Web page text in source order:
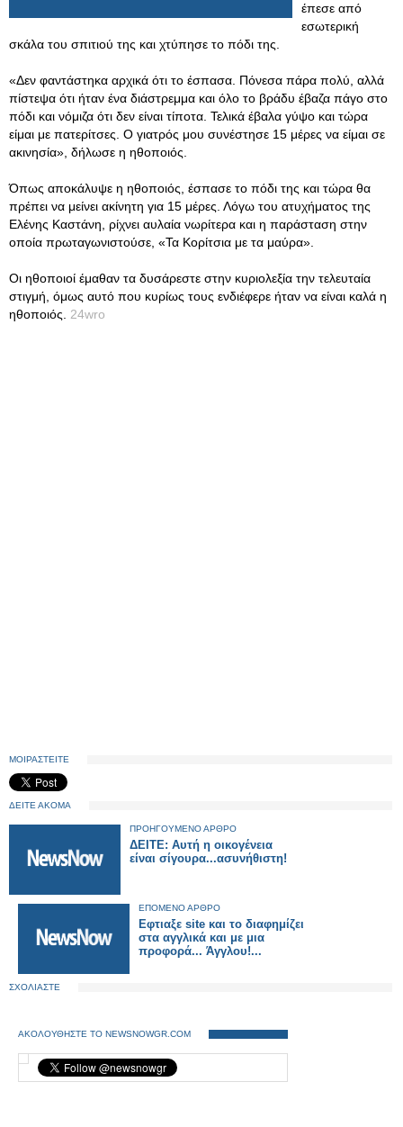
έπεσε από
εσωτερική
σκάλα του σπιτιού της και χτύπησε το πόδι της.
«Δεν φαντάστηκα αρχικά ότι το έσπασα. Πόνεσα πάρα πολύ, αλλά
πίστεψα ότι ήταν ένα διάστρεμμα και όλο το βράδυ έβαζα πάγο στο
πόδι και νόμιζα ότι δεν είναι τίποτα. Τελικά έβαλα γύψο και τώρα
είμαι με πατερίτσες. Ο γιατρός μου συνέστησε 15 μέρες να είμαι σε
ακινησία», δήλωσε η ηθοποιός.
Όπως αποκάλυψε η ηθοποιός, έσπασε το πόδι της και τώρα θα
πρέπει να μείνει ακίνητη για 15 μέρες. Λόγω του ατυχήματος της
Ελένης Καστάνη, ρίχνει αυλαία νωρίτερα και η παράσταση στην
οποία πρωταγωνιστούσε, «Τα Κορίτσια με τα μαύρα».
Οι ηθοποιοί έμαθαν τα δυσάρεστε στην κυριολεξία την τελευταία
στιγμή, όμως αυτό που κυρίως τους ενδιέφερε ήταν να είναι καλά η
ηθοποιός. 24wro
ΜΟΙΡΑΣΤΕΙΤΕ
ΔΕΙΤΕ ΑΚΟΜΑ
ΠΡΟΗΓΟΥΜΕΝΟ ΑΡΘΡΟ
ΔΕΙΤΕ: Αυτή η οικογένεια
είναι σίγουρα...ασυνήθιστη!
ΕΠΟΜΕΝΟ ΑΡΘΡΟ
Eφτιαξε site και το διαφημίζει
στα αγγλικά και με μια
προφορά... Άγγλου!...
ΣΧΟΛΙΑΣΤΕ
ΑΚΟΛΟΥΘΗΣΤΕ ΤΟ NEWSNOWGR.COM